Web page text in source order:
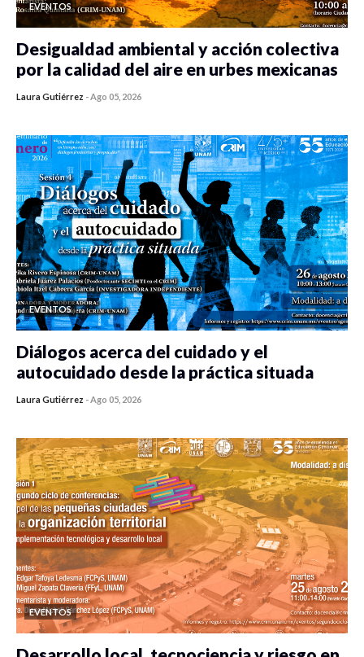
EVENTOS
Desigualdad ambiental y acción colectiva
por la calidad del aire en urbes mexicanas
Laura Gutiérrez -Ago 05, 2026
EVENTOS
Diálogos acerca del cuidado y el
autocuidado desde la práctica situada
Laura Gutiérrez -Ago 05, 2026
EVENTOS